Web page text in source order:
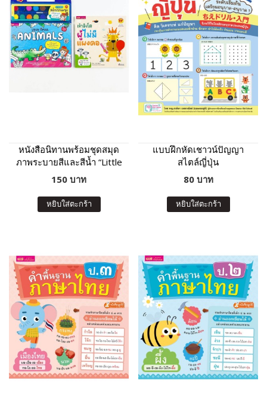
หนังสือนิทานพร้อมชุดสมุด
ภาพระบายสีและสีน้ำ “Little
Artist : Animals” ปกฟ้า
150 บาท
หยิบใส่ตะกร้า
แบบฝึกหัดเชาวน์ปัญญา
สไตล์ญี่ปุ่น
80 บาท
หยิบใส่ตะกร้า